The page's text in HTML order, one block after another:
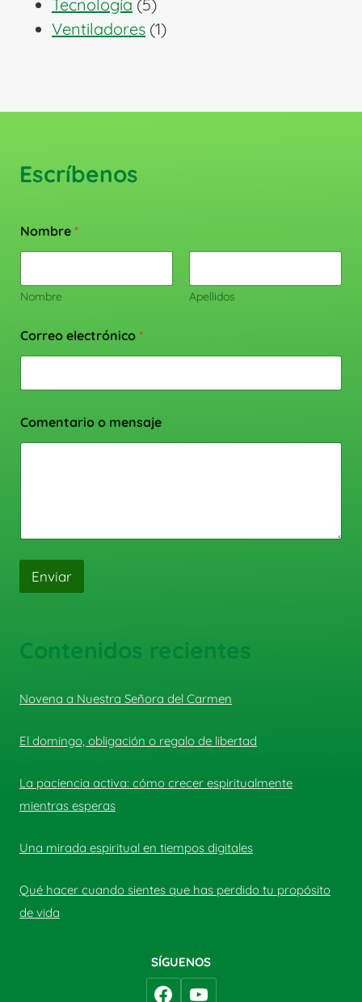
Tecnología 5
productos
Ventiladores 11
Escríbenos
Nombre *
Nombre Apellidos
Correo electrónico *
Comentario o mensaje
Enviar
Contenidos recientes
Novena a Nuestra Señora del Carmen
El domingo, obligación o regalo de libertad
La paciencia activa: cómo crecer espiritualmente
mientras esperas
Una mirada espiritual en tiempos digitales
Qué hacer cuando sientes que has perdido tu propósito
de vida
SÍGUENOS